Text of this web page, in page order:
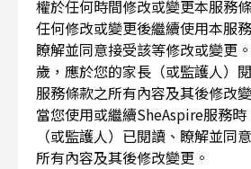
權於任何時間修改或變更本服務
任何修改或變更後繼續使用本服
瞭解並同意接受該等修改或變更
歲，應於您的家長（或監護人）
服務條款之所有內容及其後修改
當您使用或繼續SheAspire服務
（或監護人）已閱讀、瞭解並同
所有內容及其後修改變更。